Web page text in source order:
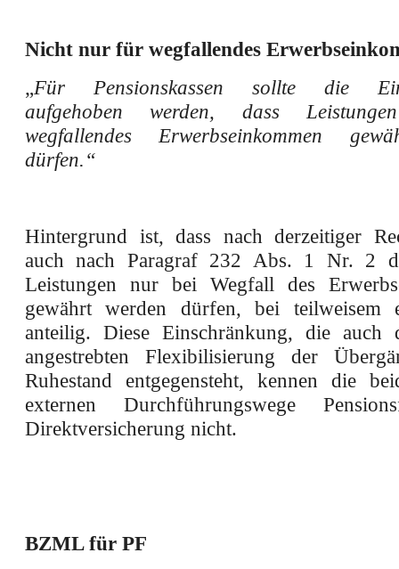
Nicht nur für wegfallendes
„Für Pensionskassen sollte die
aufgehoben werden, dass
wegfallendes Erwerbseinkommen
dürfen.“
Hintergrund ist, dass nach derzeitiger
auch nach Paragraf 232 Abs. 1 Nr. 2
Leistungen nur bei Wegfall des
gewährt werden dürfen, bei teilweisem
anteilig. Diese Einschränkung, die auch
angestrebten Flexibilisierung der
Ruhestand entgegensteht, kennen die
externen Durchführungswege
Direktversicherung nicht.
BZML für PF